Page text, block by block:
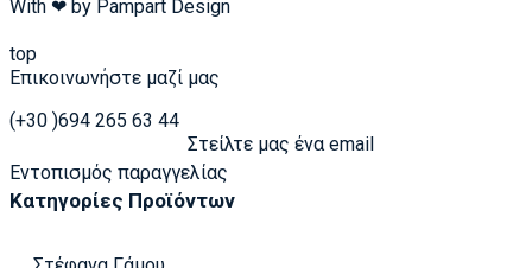
With ❤ by Pampart Design
top
Επικοινωνήστε μαζί μας
(+30 )694 265 63 44
Στείλτε μας ένα email
Εντοπισμός παραγγελίας
Κατηγορίες Προϊόντων